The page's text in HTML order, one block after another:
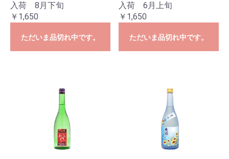
入荷 8月下旬
￥1,650
ただいま品切れ中です。
入荷 6月上旬
￥1,650
ただいま品切れ中です。